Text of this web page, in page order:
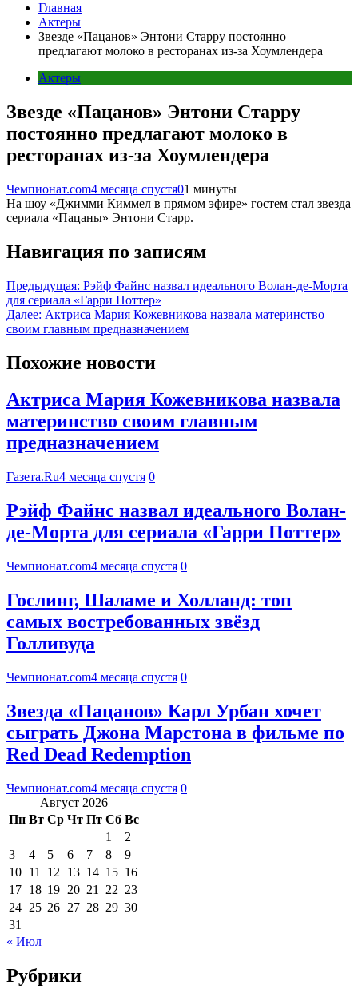
Главная
Актеры
Звезде «Пацанов» Энтони Старру постоянно
предлагают молоко в ресторанах из-за Хоумлендера
Актеры
Звезде «Пацанов» Энтони Старру
постоянно предлагают молоко в
ресторанах из-за Хоумлендера
Чемпионат.com4 месяца спустя01 минуты
На шоу «Джимми Киммел в прямом эфире» гостем стал звезда
сериала «Пацаны» Энтони Старр.
Навигация по записям
Предыдущая: Рэйф Файнс назвал идеального Волан-де-Морта
для сериала «Гарри Поттер»
Далее: Актриса Мария Кожевникова назвала материнство
своим главным предназначением
Похожие новости
Актриса Мария Кожевникова назвала
материнство своим главным
предназначением
Газета.Ru4 месяца спустя 0
Рэйф Файнс назвал идеального Волан-
де-Морта для сериала «Гарри Поттер»
Чемпионат.com4 месяца спустя 0
Гослинг, Шаламе и Холланд: топ
самых востребованных звёзд
Голливуда
Чемпионат.com4 месяца спустя 0
Звезда «Пацанов» Карл Урбан хочет
сыграть Джона Марстона в фильме по
Red Dead Redemption
Чемпионат.com4 месяца спустя 0
Август 2026
Пн Вт Ср Чт Пт Сб Вс
1
2
3
4 5 6 7 8
9
10 11 12 13 14 15 16
17 18 19 20 21 22 23
24 25 26 27 28 29 30
31
« Июл
Рубрики